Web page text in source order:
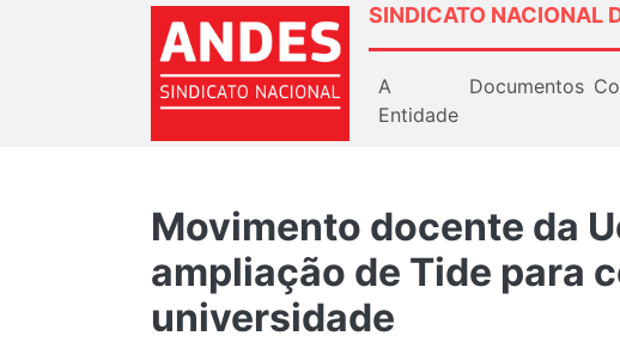
SINDICATO NACIONAL
A
Entidade
Documentos
Movimento docente da
ampliação de Tide para
universidade